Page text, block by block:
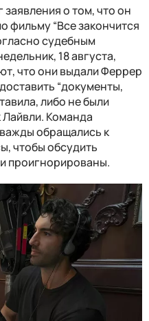
о том, что он
фильму “Все закончится
судебным
18 августа,
что они выдали Феррер
“документы,
либо не были
Команда
обращались к
чтобы обсудить
проигнорированы.